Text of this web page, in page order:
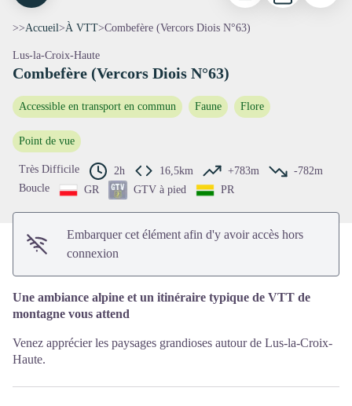
Voir l'image en plein écran
>>Accueil>À VTT>Combefère (Vercors Diois N°63)
Lus-la-Croix-Haute
Combefère (Vercors Diois N°63)
Accessible en transport en commun Faune Flore
Point de vue
Très Difficile 2h 16,5km +783m
-782m
Boucle
GR GTV à pied PR
Embarquer cet élément afin d'y avoir accès hors
connexion
Une ambiance alpine et un itinéraire typique de VTT de
montagne vous attend
Venez apprécier les paysages grandioses autour de Lus-la-Croix-
Haute.